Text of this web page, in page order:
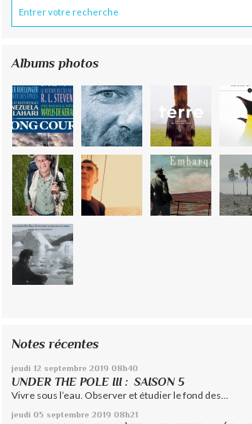
Albums photos
Notes récentes
jeudi 12 septembre 2019 08h40
UNDER THE POLE III : SAISON 5
Vivre sous l’eau. Observer et étudier le fond des...
jeudi 05 septembre 2019 08h21